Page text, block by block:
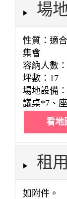
場
性質：適
集會
容納人數
坪數：17
場地設備
議桌*7、
看地
租
如附件。